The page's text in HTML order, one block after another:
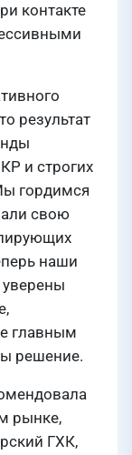
контакте
результат
и строгих
гордимся
свою
наши
уверены
главным
решение.
рынке,
ГХК,